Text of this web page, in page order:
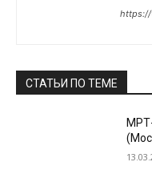
https://
СТАТЬИ ПО ТЕМЕ